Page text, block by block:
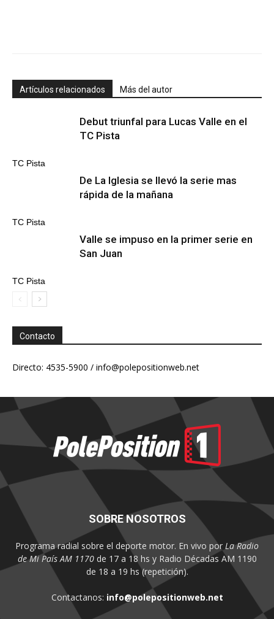
Artículos relacionados Más del autor
TC Pista
Debut triunfal para Lucas Valle en el
TC Pista
TC Pista
De La Iglesia se llevó la serie mas
rápida de la mañana
TC Pista
Valle se impuso en la primer serie en
San Juan
Contacto
Directo: 4535-5900 / info@polepositionweb.net
SOBRE NOSOTROS
Programa radial sobre el deporte motor. En vivo por La Radio
de Mi País AM 1170de 17 a 18 hs y Radio Décadas AM 1190
de 18 a 19 hs (repetición).
Contactanos: info@polepositionweb.net